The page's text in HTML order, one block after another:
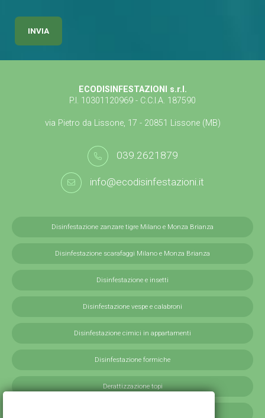
ECODISINFESTAZIONI s.r.l.
P.I. 10301120969 - C.C.I.A. 187590
via Pietro da Lissone, 17 - 20851 Lissone (MB)
039.2621879
info@ecodisinfestazioni.it
Disinfestazione zanzare tigre Milano e Monza Brianza
Disinfestazione scarafaggi Milano e Monza Brianza
Disinfestazione e insetti
Disinfestazione vespe e calabroni
Disinfestazione cimici in appartamenti
Disinfestazione formiche
Derattizzazione topi